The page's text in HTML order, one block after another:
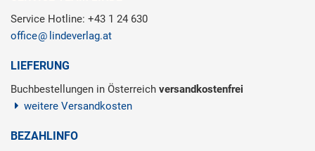
Service Hotline: +43 1 24 630
office
lindeverlag.at
LIEFERUNG
Buchbestellungen in Österreich versandkostenfrei
weitere Versandkosten
BEZAHLINFO